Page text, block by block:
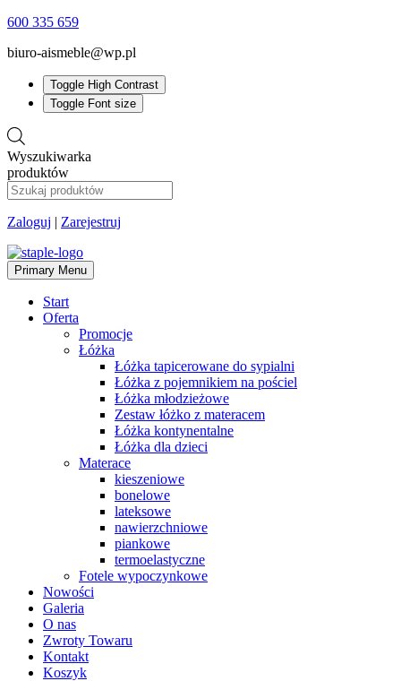
600 335 659
biuro-aismeble@wp.pl
Toggle High Contrast
Toggle Font size
Wyszukiwarka
produktów
Zaloguj | Zarejestruj
Primary Menu
Start
Oferta
Promocje
Łóżka
Łóżka tapicerowane do sypialni
Łóżka z pojemnikiem na pościel
Łóżka młodzieżowe
Zestaw łóżko z materacem
Łóżka kontynentalne
Łóżka dla dzieci
Materace
kieszeniowe
bonelowe
lateksowe
nawierzchniowe
piankowe
termoelastyczne
Fotele wypoczynkowe
Nowości
Galeria
O nas
Zwroty Towaru
Kontakt
Koszyk